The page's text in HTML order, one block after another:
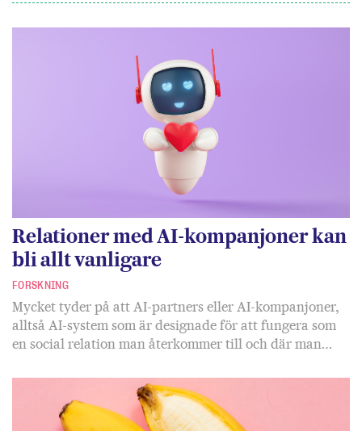
Relationer med AI-kompanjoner kan
bli allt vanligare
FORSKNING
Mycket tyder på att AI-partners eller AI-kompanjoner,
alltså AI-system som är designade för att fungera som
en social relation man återkommer till och där man…